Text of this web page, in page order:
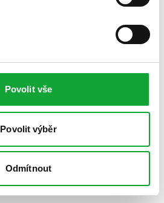
Povolit vše
Povolit výběr
Odmítnout